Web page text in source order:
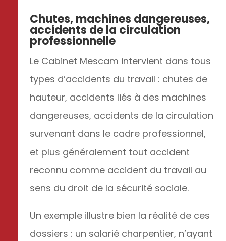
Chutes, machines dangereuses,
accidents de la circulation
professionnelle
Le Cabinet Mescam intervient dans tous
types d’accidents du travail : chutes de
hauteur, accidents liés à des machines
dangereuses, accidents de la circulation
survenant dans le cadre professionnel,
et plus généralement tout accident
reconnu comme accident du travail au
sens du droit de la sécurité sociale.
Un exemple illustre bien la réalité de ces
dossiers : un salarié charpentier, n’ayant